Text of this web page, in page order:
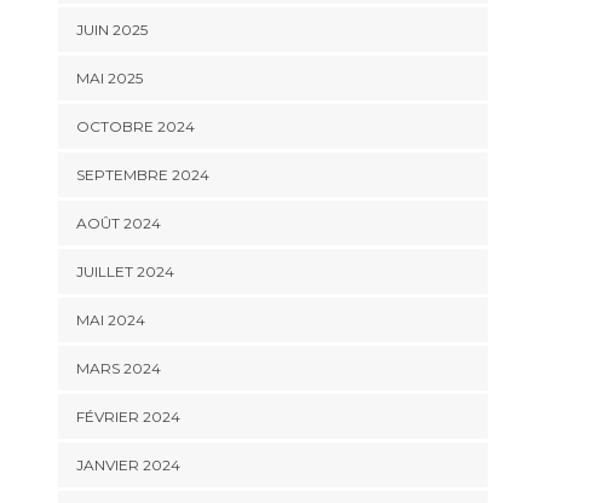
JUIN 2025
MAI 2025
OCTOBRE 2024
SEPTEMBRE 2024
AOÛT 2024
JUILLET 2024
MAI 2024
MARS 2024
FÉVRIER 2024
JANVIER 2024